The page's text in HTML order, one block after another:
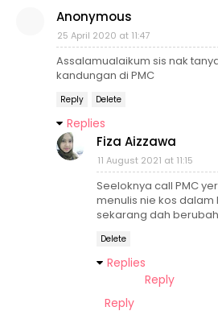
Anonymous
25 April 2020 at 11:47
Assalamualaikum sis nak
kandungan di PMC
Reply Delete
Replies
Fiza Aizzawa
11 August 2021 at 11:15
Seeloknya call PMC
menulis nie kos dalam
sekarang dah
Delete
Replies
Reply
Reply